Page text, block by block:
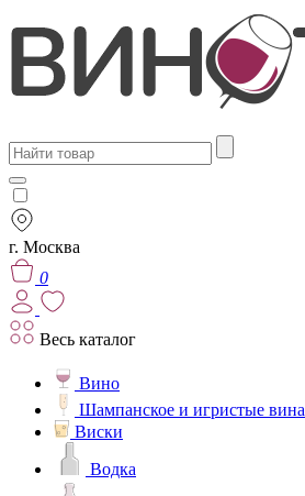
г. Москва
0
Весь каталог
Вино
Шампанское и игристые вина
Виски
Водка